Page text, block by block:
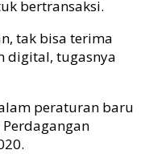
bertransaksi.
tak bisa terima
digital, tugasnya
peraturan baru